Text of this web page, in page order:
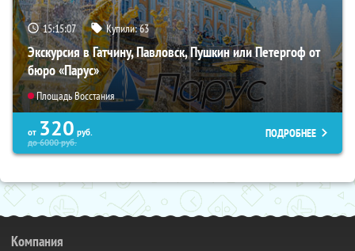
15:15:06 Купили:63
Экскурсия в Гатчину, Павловск, Пушкин или Петергоф от
бюро «Парус»
Площадь Восстания
от 320 руб.
до6000руб.
ПОДРОБНЕЕ
Компания